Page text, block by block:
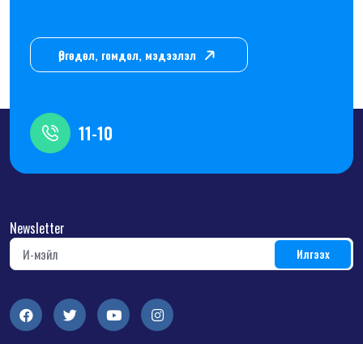
Өргөдөл, гомдол, мэдээлэл
11-10
Newsletter